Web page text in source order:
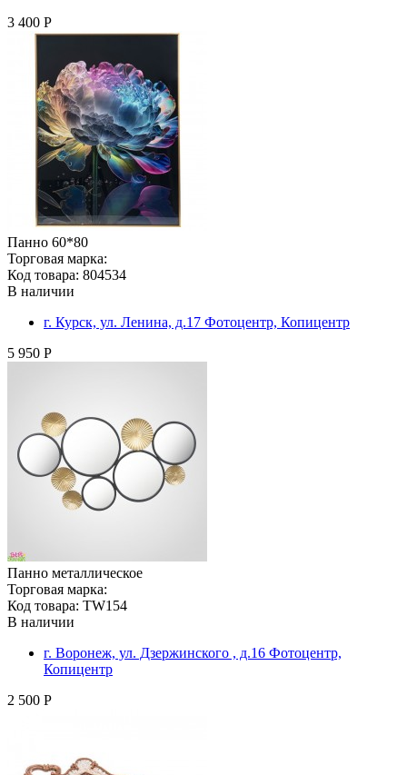
3 400 Р
Панно 60*80
Торговая марка:
Код товара: 804534
В наличии
г. Курск, ул. Ленина, д.17 Фотоцентр, Копицентр
5 950 Р
Панно металлическое
Торговая марка:
Код товара: TW154
В наличии
г. Воронеж, ул. Дзержинского , д.16 Фотоцентр,
Копицентр
2 500 Р